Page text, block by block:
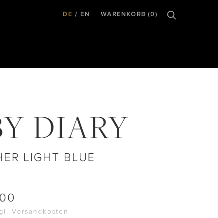
DE EN WARENKORB (0)
DIARY
LIGHT BLUE
Versandkosten